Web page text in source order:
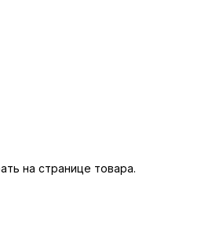
на странице товара.